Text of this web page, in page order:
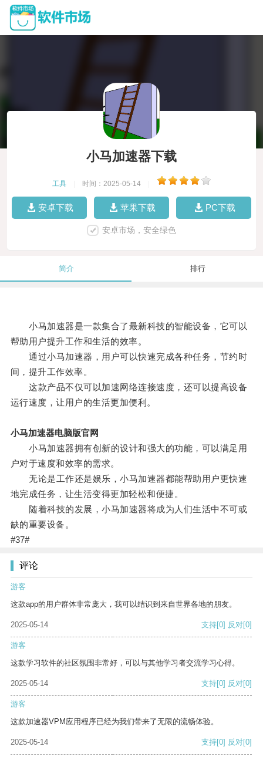
小马加速器下载
工具 时间：2025-05-14
安卓下载 苹果下载 PC下载
安卓市场，安全绿色
简介 排行
小马加速器是一款集合了最新科技的智能设备，它可以
帮助用户提升工作和生活的效率。
通过小马加速器，用户可以快速完成各种任务，节约时
间，提升工作效率。
这款产品不仅可以加速网络连接速度，还可以提高设备
运行速度，让用户的生活更加便利。
小马加速器电脑版官网
小马加速器拥有创新的设计和强大的功能，可以满足用
户对于速度和效率的需求。
无论是工作还是娱乐，小马加速器都能帮助用户更快速
地完成任务，让生活变得更加轻松和便捷。
随着科技的发展，小马加速器将成为人们生活中不可或
缺的重要设备。
#37#
评论
游客
这款app的用户群体非常庞大，我可以结识到来自世界各地的朋友。
2025-05-14 支持[0] 反对[0]
游客
这款学习软件的社区氛围非常好，可以与其他学习者交流学习心得。
2025-05-14 支持[0] 反对[0]
游客
这款加速器VPM应用程序已经为我们带来了无限的流畅体验。
2025-05-14 支持[0] 反对[0]